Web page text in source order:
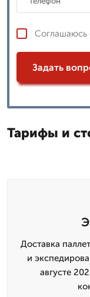
Соглашаюсь
Задать
Тарифы и
Доставка
и
августе